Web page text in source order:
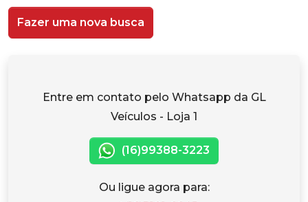
Fazer uma nova busca
Entre em contato pelo Whatsapp da GL
Veículos - Loja 1
(16)99388-3223
Ou ligue agora para: